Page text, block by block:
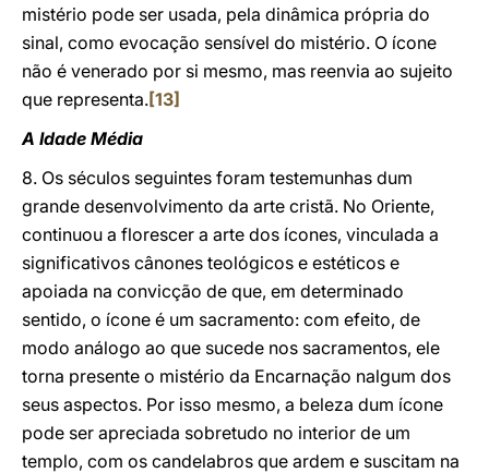
mistério pode ser usada, pela dinâmica própria do
sinal, como evocação sensível do mistério. O ícone
não é venerado por si mesmo, mas reenvia ao sujeito
que representa.[13]
A Idade Média
8. Os séculos seguintes foram testemunhas dum
grande desenvolvimento da arte cristã. No Oriente,
continuou a florescer a arte dos ícones, vinculada a
significativos cânones teológicos e estéticos e
apoiada na convicção de que, em determinado
sentido, o ícone é um sacramento: com efeito, de
modo análogo ao que sucede nos sacramentos, ele
torna presente o mistério da Encarnação nalgum dos
seus aspectos. Por isso mesmo, a beleza dum ícone
pode ser apreciada sobretudo no interior de um
templo, com os candelabros que ardem e suscitam na